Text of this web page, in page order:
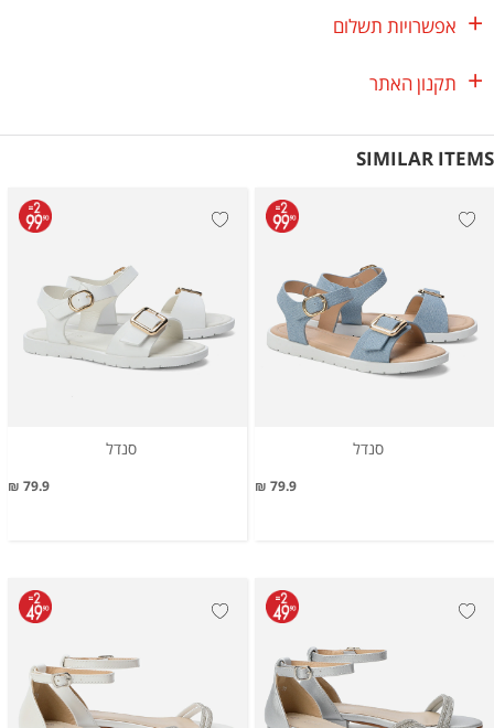
אפשרויות תשלום
תקנון האתר
SIMILAR ITEMS
סנדל
79.9 ₪
סנדל
79.9 ₪